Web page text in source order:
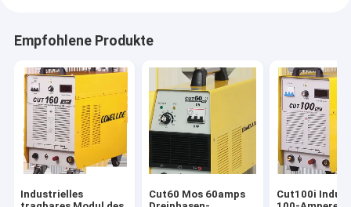
Empfohlene Produkte
Industrielles
Cut60 Mos 60amps
Cut100i